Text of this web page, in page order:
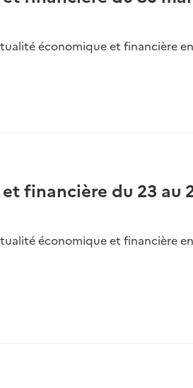
économique et financière en
financière du 23 au
économique et financière en